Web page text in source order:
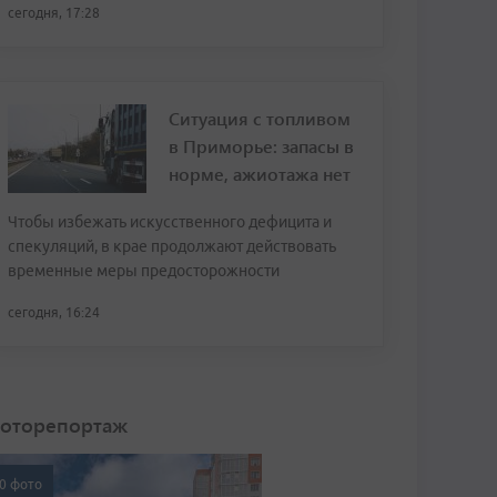
сегодня, 17:28
Ситуация с топливом
в Приморье: запасы в
норме, ажиотажа нет
Чтобы избежать искусственного дефицита и
спекуляций, в крае продолжают действовать
временные меры предосторожности
сегодня, 16:24
фото